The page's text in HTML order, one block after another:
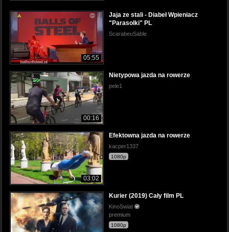
05:55
Jaja ze stali - Diabeł Wpieniacz
"Parasolki" PL
ScarabeuSable
00:16
Nietypowa jazda na rowerze
pele1
03:02
Efektowna jazda na rowerze
kacper1337
1080p
Kurier (2019) Cały film PL
KinoSwiat
premium
1080p